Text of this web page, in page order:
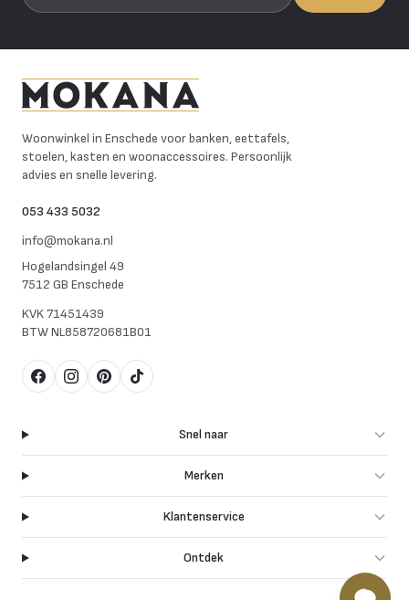
Woonwinkel in Enschede voor banken, eettafels,
stoelen, kasten en woonaccessoires. Persoonlijk
advies en snelle levering.
053 433 5032
info@mokana.nl
Hogelandsingel 49
7512 GB Enschede
KVK71451439
BTWNL858720681B01
FacebookInstagram
Pinterest
TikTok
Snel naar
Merken
Klantenservice
Ontdek